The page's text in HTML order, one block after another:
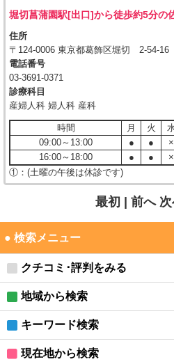
堀切菖蒲園駅[出口]から徒歩約5分の
住所
〒124-0006 東京都葛飾区堀切 2-54-16
電話番号
03-3691-0371
診療科目
産婦人科 婦人科 産科
時間 月 火
09:00～13:00
● ● ×
16:00～18:00
● ● ×
①：(土曜の午後は休診です)
最初 | 前へ
● 検索メニュー
クチコミ･評判をみる
地域から検索
キーワード検索
現在地から検索